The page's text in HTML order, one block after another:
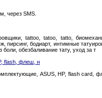
через SMS.
tattoo, tatoo, tatto,
пирсинг, бодиарт, интимные
обезбаливание тату, уход за т
flash, флеш, н
ASUS, HP, flash card,